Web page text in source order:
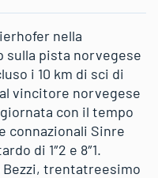
nella
sulla pista norvegese
i 10 km di sci di
vincitore norvegese
con il tempo
connazionali Sinre
di 1″2 e 8″1.
trentatreesimo